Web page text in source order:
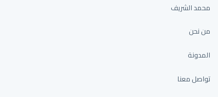
محمد الشريف
من نحن
المدونة
تواصل معنا